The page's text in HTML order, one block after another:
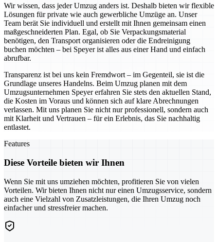
Wir wissen, dass jeder Umzug anders ist. Deshalb bieten wir flexible
Lösungen für private wie auch gewerbliche Umzüge an. Unser
Team berät Sie individuell und erstellt mit Ihnen gemeinsam einen
maßgeschneiderten Plan. Egal, ob Sie Verpackungsmaterial
benötigen, den Transport organisieren oder die Endreinigung
buchen möchten – bei Speyer ist alles aus einer Hand und einfach
abrufbar.
Transparenz ist bei uns kein Fremdwort – im Gegenteil, sie ist die
Grundlage unseres Handelns. Beim Umzug planen mit dem
Umzugsunternehmen Speyer erfahren Sie stets den aktuellen Stand,
die Kosten im Voraus und können sich auf klare Abrechnungen
verlassen. Mit uns planen Sie nicht nur professionell, sondern auch
mit Klarheit und Vertrauen – für ein Erlebnis, das Sie nachhaltig
entlastet.
Features
Diese Vorteile bieten wir Ihnen
Wenn Sie mit uns umziehen möchten, profitieren Sie von vielen
Vorteilen. Wir bieten Ihnen nicht nur einen Umzugsservice, sondern
auch eine Vielzahl von Zusatzleistungen, die Ihren Umzug noch
einfacher und stressfreier machen.